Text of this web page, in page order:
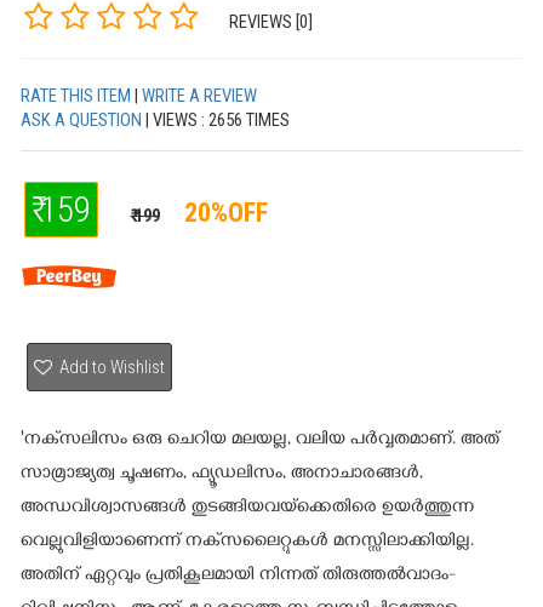
REVIEWS [0]
RATE THIS ITEM
WRITE A REVIEW
ASK A QUESTION
| VIEWS : 2656 TIMES
₹ 159 ₹ 199 20%OFF
Add to Wishlist
'നക്‌സലിസം ഒരു ചെറിയ മലയല്ല, വലിയ പർവ്വതമാണ്. അത്
സാമ്രാജ്യത്വ ചൂഷണം, ഫ്യൂഡലിസം, അനാചാരങ്ങൾ,
അന്ധവിശ്വാസങ്ങൾ തുടങ്ങിയവയ്‌ക്കെതിരെ ഉയർത്തുന്ന
വെല്ലുവിളിയാണെന്ന് നക്‌സലൈറ്റുകൾ മനസ്സിലാക്കിയില്ല.
അതിന് ഏറ്റവും പ്രതികൂലമായി നിന്നത് തിരുത്തൽവാദം-